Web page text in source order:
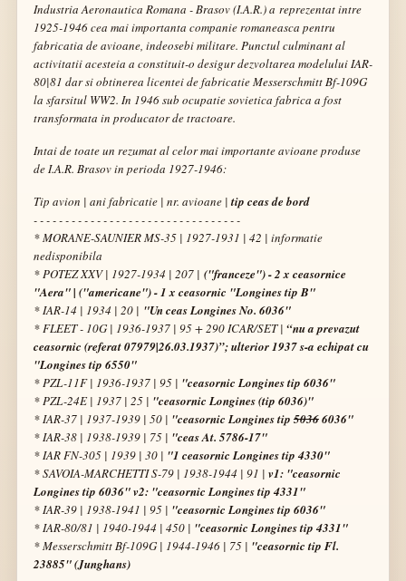
Industria Aeronautica Romana - Brasov (I.A.R.) a reprezentat intre
1925-1946 cea mai importanta companie romaneasca pentru
fabricatia de avioane, indeosebi militare. Punctul culminant al
activitatii acesteia a constituit-o desigur dezvoltarea modelului IAR-
80|81 dar si obtinerea licentei de fabricatie Messerschmitt Bf-109G
la sfarsitul WW2. In 1946 sub ocupatie sovietica fabrica a fost
transformata in producator de tractoare.
Intai de toate un rezumat al celor mai importante avioane produse
de I.A.R. Brasov in perioda 1927-1946:
Tip avion | ani fabricatie | nr. avioane | tip ceas de bord
- - - - - - - - - - - - - - - - - - - - - - - - - - - - - - - - -
* MORANE-SAUNIER MS-35 | 1927-1931 | 42 | informatie
nedisponibila
* POTEZ XXV | 1927-1934 | 207 | ("franceze") - 2 x ceasornice
"Aera" | ("americane") - 1 x ceasornic "Longines tip B"
* IAR-14 | 1934 | 20 | "Un ceas Longines No. 6036"
* FLEET - 10G | 1936-1937 | 95 + 290 ICAR/SET | “nu a prevazut
ceasornic (referat 07979|26.03.1937)”; ulterior 1937 s-a echipat cu
"Longines tip 6550"
* PZL-11F | 1936-1937 | 95 | "ceasornic Longines tip 6036"
* PZL-24E | 1937 | 25 | "ceasornic Longines (tip 6036)"
* IAR-37 | 1937-1939 | 50 | "ceasornic Longines tip 50366036"
* IAR-38 | 1938-1939 | 75 | "ceas At. 5786-17"
* IAR FN-305 | 1939 | 30 | "1 ceasornic Longines tip 4330"
* SAVOIA-MARCHETTI S-79 | 1938-1944 | 91 | v1: "ceasornic
Longines tip 6036" v2: "ceasornic Longines tip 4331"
* IAR-39 | 1938-1941 | 95 | "ceasornic Longines tip 6036"
* IAR-80/81 | 1940-1944 | 450 | "ceasornic Longines tip 4331"
* Messerschmitt Bf-109G | 1944-1946 | 75 | "ceasornic tip Fl.
23885" (Junghans)